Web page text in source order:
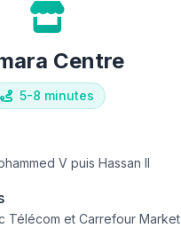
Centre
5-8 minutes
V puis Hassan II
Télécom et Carrefour Market